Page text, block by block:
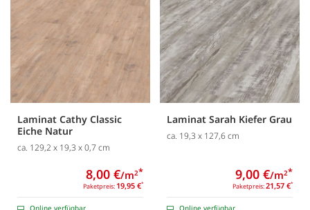
Laminat Cathy Classic
Eiche Natur
ca. 129,2 x 19,3 x 0,7 cm
Paketpreis: 19,95 €*
8,00 €/m2*
Online verfügbar
Laminat Sarah Kiefer Grau
ca. 19,3 x 127,6 cm
Paketpreis:21,57 €*
9,00 €/m2*
Online verfügbar